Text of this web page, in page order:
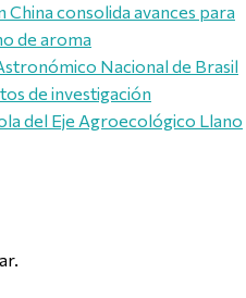
consolida avances para
de aroma
Nacional de Brasil
de investigación
del Eje Agroecológico Llano